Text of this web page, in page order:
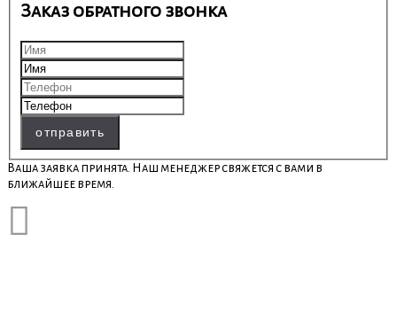
Заказ обратного звонка
отправить
Ваша заявка принята. Наш менеджер свяжется с вами в
ближайшее время.